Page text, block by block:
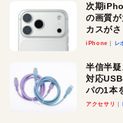
次期
の画質
カスが
iPhone レ
半信半
対応
パの1本
アクセサリ